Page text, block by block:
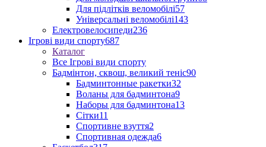
Для підлітків веломобілі57
Універсальні веломобілі143
Електровелосипеди236
Ігрові види спорту687
Каталог
Все Ігрові види спорту
Бадмінтон, сквош, великий теніс90
Бадминтонные ракетки32
Воланы для бадминтона9
Наборы для бадминтона13
Сітки11
Спортивне взуття2
Спортивная одежда6